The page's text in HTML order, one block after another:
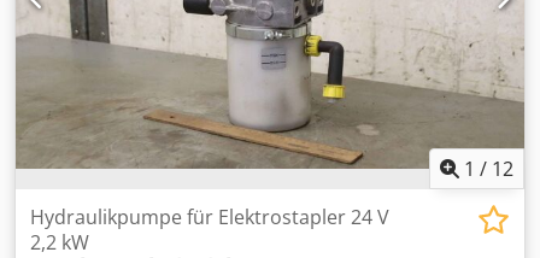
1 / 12
Hydraulikpumpe für Elektrostapler 24 V
2,2 kW